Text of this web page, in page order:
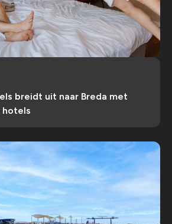
breidt uit naar Breda met
hotels